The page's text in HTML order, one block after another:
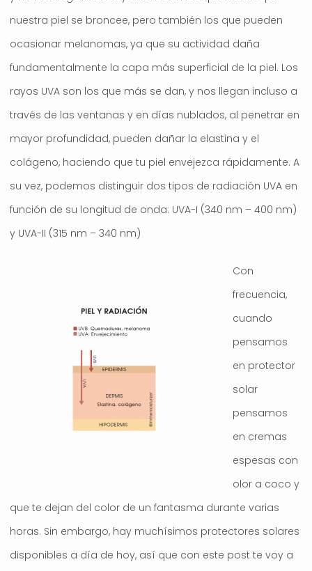
nuestra piel se broncee, pero también los que pueden
ocasionar melanomas, ya que su actividad daña
fundamentalmente la capa más superficial de la piel. Los
rayos UVA son los que más se dan, y nos llegan incluso a
través de las ventanas y en días nublados, al penetrar en
mayor profundidad, pueden dañar la elastina y el
colágeno, haciendo que tu piel envejezca rápidamente. A
su vez, podemos distinguir dos tipos de radiación UVA en
función de su longitud de onda: UVA-I (340 nm – 400 nm)
y UVA-II (315 nm – 340 nm)
Con
frecuencia,
cuando
pensamos
en protector
solar
pensamos
en cremas
espesas con
olor a coco y
que te dejan del color de un fantasma durante varias
horas. Sin embargo, hay muchísimos protectores solares
disponibles a día de hoy, así que con este post te voy a